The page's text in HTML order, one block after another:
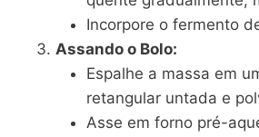
Incorpore o fermento
Assando o Bolo:
Espalhe a massa em
retangular untada e
Asse em forno pré-